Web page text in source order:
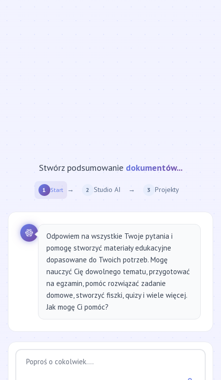
Stwórz podsumowanie strony internetowej...
1 Start → 2 Studio AI → 3 Projekty
Odpowiem na wszystkie Twoje pytania i
pomogę stworzyć materiały edukacyjne
dopasowane do Twoich potrzeb. Mogę
nauczyć Cię dowolnego tematu, przygotować
na egzamin, pomóc rozwiązać zadanie
domowe, stworzyć fiszki, quizy i wiele więcej.
Jak mogę Ci pomóc?